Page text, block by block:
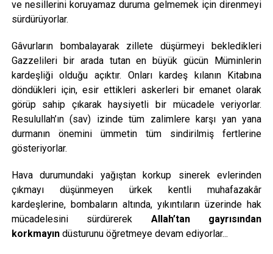
ve nesillerini koruyamaz duruma gelmemek için direnmeyi
sürdürüyorlar.
Gâvurların bombalayarak zillete düşürmeyi bekledikleri
Gazzelileri bir arada tutan en büyük gücün Müminlerin
kardeşliği olduğu açıktır. Onları kardeş kılanın Kitabına
döndükleri için, esir ettikleri askerleri bir emanet olarak
görüp sahip çıkarak haysiyetli bir mücadele veriyorlar.
Resulullah’ın (sav) izinde tüm zalimlere karşı yan yana
durmanın önemini ümmetin tüm sindirilmiş fertlerine
gösteriyorlar.
Hava durumundaki yağıştan korkup sinerek evlerinden
çıkmayı düşünmeyen ürkek kentli muhafazakâr
kardeşlerine, bombaların altında, yıkıntıların üzerinde hak
mücadelesini sürdürerek Allah’tan gayrısından
korkmayındüsturunu öğretmeye devam ediyorlar...